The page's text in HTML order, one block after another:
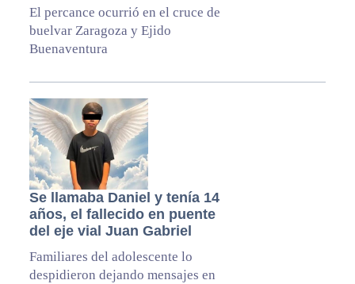
El percance ocurrió en el cruce de
buelvar Zaragoza y Ejido
Buenaventura
Se llamaba Daniel y tenía 14
años, el fallecido en puente
del eje vial Juan Gabriel
Familiares del adolescente lo
despidieron dejando mensajes en